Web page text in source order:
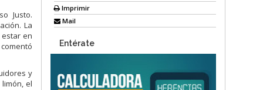
Justo.
. La
estar en
comentó
y
limón, el
Imprimir
Mail
Entérate